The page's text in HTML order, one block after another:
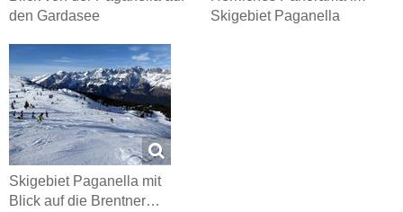
den Gardasee
Skigebiet Paganella
Skigebiet Paganella mit
Blick auf die Brentner…